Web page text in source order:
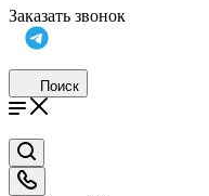
Заказать звонок
Поиск